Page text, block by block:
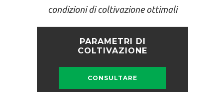
condizioni di coltivazione ottimali
PARAMETRI DI
COLTIVAZIONE
CONSULTARE